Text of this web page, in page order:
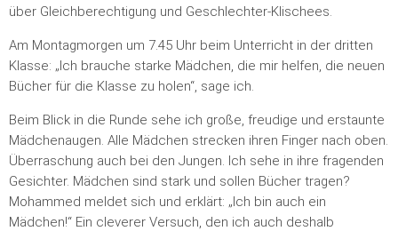
über Gleichberechtigung und Geschlechter-Klischees.
Am Montagmorgen um 7.45 Uhr beim Unterricht in der dritten
Klasse: „Ich brauche starke Mädchen, die mir helfen, die neuen
Bücher für die Klasse zu holen“, sage ich.
Beim Blick in die Runde sehe ich große, freudige und erstaunte
Mädchenaugen. Alle Mädchen strecken ihren Finger nach oben.
Überraschung auch bei den Jungen. Ich sehe in ihre fragenden
Gesichter. Mädchen sind stark und sollen Bücher tragen?
Mohammed meldet sich und erklärt: „Ich bin auch ein
Mädchen!“ Ein cleverer Versuch, den ich auch deshalb